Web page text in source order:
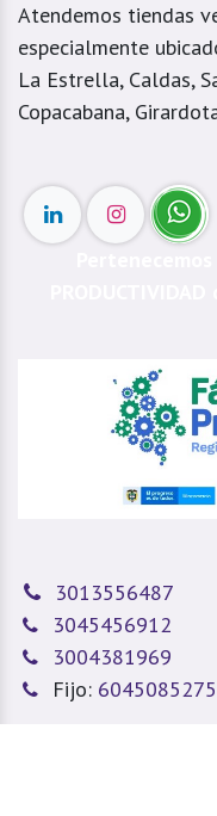
Atendemos tiendas
especialmente
La Estrella, Caldas,
Copacabana,
3013556487
3045456912
3004381969
Fijo: 6045085275